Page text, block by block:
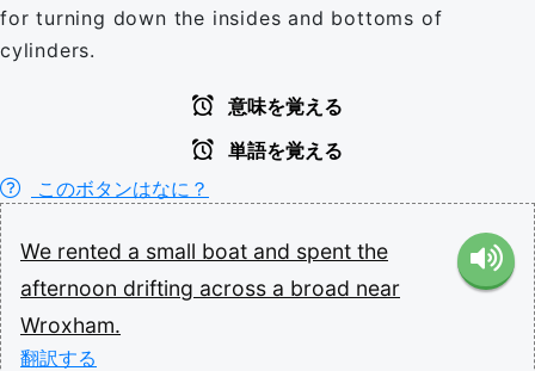
for turning down the insides and bottoms of
cylinders.
意味を覚える
単語を覚える
このボタンはなに？
We rented a small boat and spent the
afternoon drifting across a broad near
Wroxham.
翻訳する